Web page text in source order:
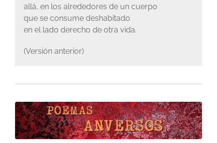
allá, en los alrededores de un cuerpo
que se consume deshabitado
en el lado derecho de otra vida.
(Versión anterior)